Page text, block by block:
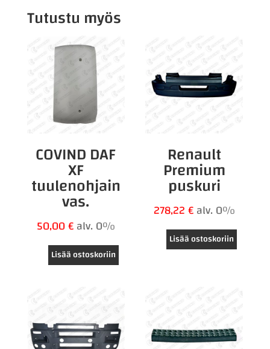
Tutustu myös
COVIND DAF
XF
tuulenohjain
vas.
50,00€alv. 0%
Lisää ostoskoriin
Renault
Premium
puskuri
278,22€alv. 0%
Lisää ostoskoriin